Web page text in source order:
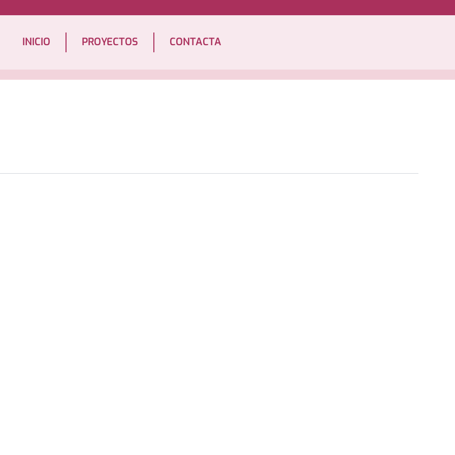
INICIO PROYECTOS CONTACTA